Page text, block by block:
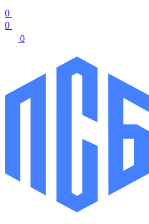
0
0
0